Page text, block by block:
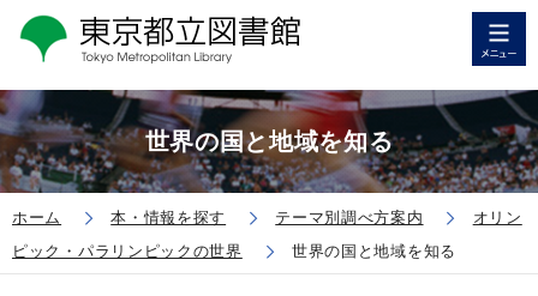
世界の国と地域を知る
ホーム 本・情報を探す テーマ別調べ方案内
オリン
ピック・パラリンピックの世界
世界の国と地域を知る